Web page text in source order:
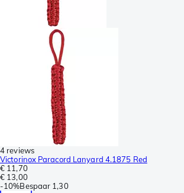
4 reviews
Victorinox Paracord Lanyard 4.1875 Red
€ 11,70
€ 13,00
-10%Bespaar 1,30